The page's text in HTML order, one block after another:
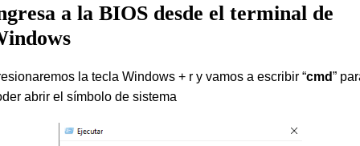
a la BIOS desde el terminal de
la tecla Windows + r y vamos a escribir “cmd”
abrir el símbolo de sistema